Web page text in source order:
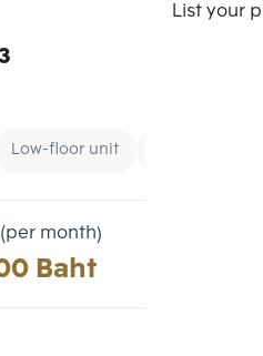
List your
Low-floor unit
month)
Baht